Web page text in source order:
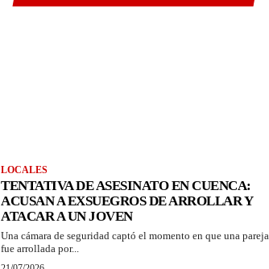
LOCALES
TENTATIVA DE ASESINATO EN CUENCA:
ACUSAN A EXSUEGROS DE ARROLLAR Y
ATACAR A UN JOVEN
Una cámara de seguridad captó el momento en que una pareja
fue arrollada por...